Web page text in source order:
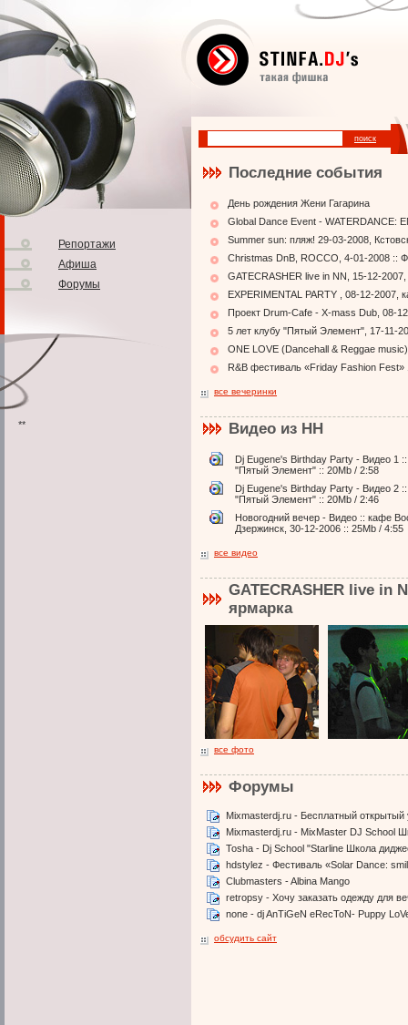
Репортажи
Афиша
Форумы
**
Последние события
День рождения Жени Гагарина
Global Dance Event - WATERDANCE:
Summer sun: пляж! 29-03-2008,
Christmas DnB, ROCCO, 4-01-2008 ::
GATECRASHER live in NN, 15-12-
EXPERIMENTAL PARTY , 08-12-2007,
Проект Drum-Cafe - X-mass Dub, 08-
5 лет клубу "Пятый Элемент", 17-11-
ONE LOVE (Dancehall & Reggae
R&B фестиваль «Friday Fashion
все вечеринки
Видео из НН
Dj Eugene's Birthday Party - Видео 1
"Пятый Элемент" :: 20Mb / 2:58
Dj Eugene's Birthday Party - Видео 2
"Пятый Элемент" :: 20Mb / 2:46
Новогодний вечер - Видео :: кафе
Дзержинск, 30-12-2006 :: 25Mb / 4:55
все видео
GATECRASHER live in
ярмарка
все фото
Форумы
Mixmasterdj.ru - Бесплатный открытый
Mixmasterdj.ru - MixMaster DJ School
Tosha - Dj School "Starline Школа
hdstylez - Фестиваль «Solar Dance:
Clubmasters - Albina Mango
retropsy - Хочу заказать одежду для
none - dj AnTiGeN eRecToN- Puppy
обсудить сайт